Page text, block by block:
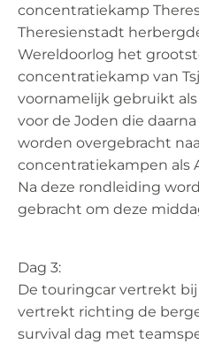
concentratiekamp
Theresienstadt
Wereldoorlog het
concentratiekamp van
voornamelijk gebruikt
voor de Joden die
worden overgebracht
concentratiekampen als
Na deze rondleiding
gebracht om deze
Dag 3:
De touringcar vertrekt
vertrekt richting de
survival dag met